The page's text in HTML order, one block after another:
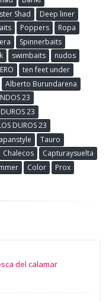
Shad
Deep liner
Poppers
Ropa
Spinnerbaits
swimbaits
nudos
ten feet under
Alberto Burundarena
23
23
DUROS 23
Tauro
Chalecos
Capturaysuelta
Color
Prox
del calamar